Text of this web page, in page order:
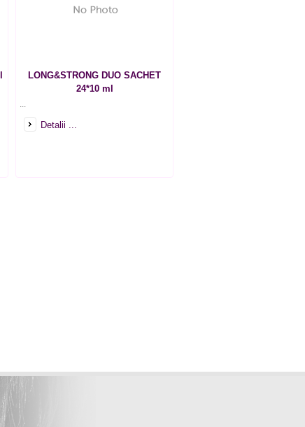
LONG&STRONG DUO SACHET
24*10 ml
...
Detalii ...